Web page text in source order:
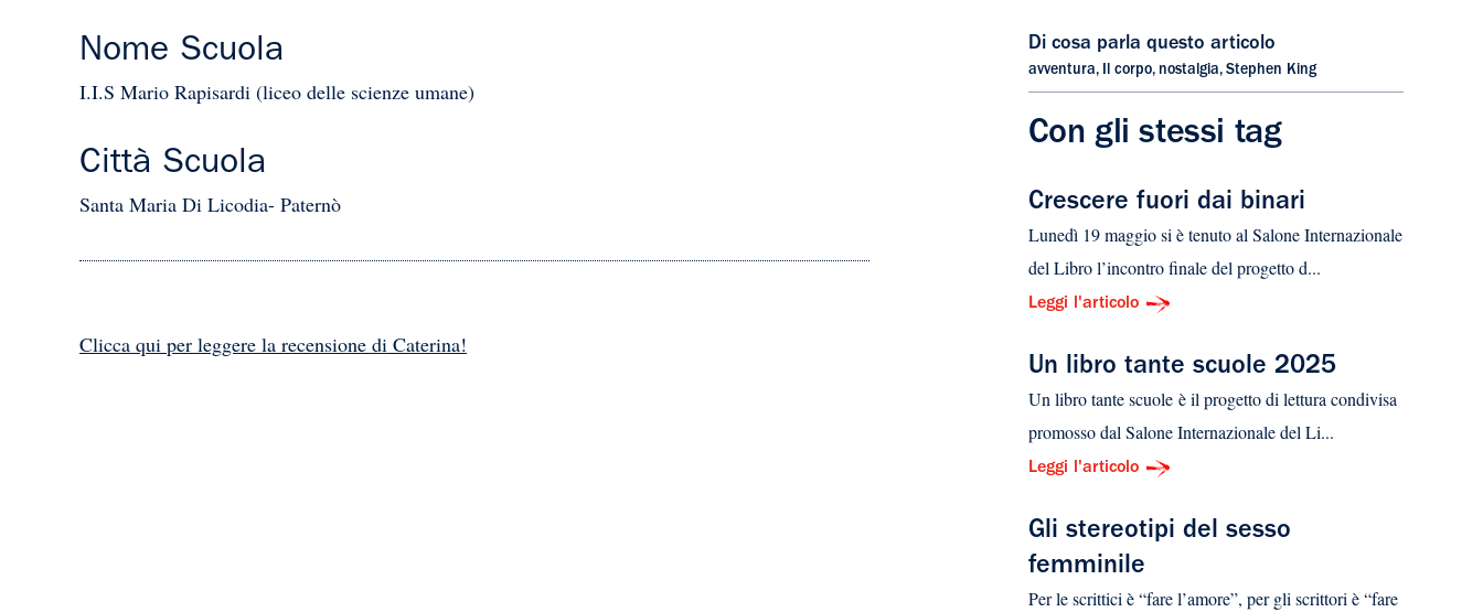
Nome Scuola
I.I.S Mario Rapisardi (liceo delle scienze umane)
Città Scuola
Santa Maria Di Licodia- Paternò
Clicca qui per leggere la recensione di Caterina!
Di cosa parla questo articolo
avventura, Il corpo, nostalgia, Stephen King
Con gli stessi tag
Crescere fuori dai binari
Lunedì 19 maggio si è tenuto al Salone Internazionale
del Libro l’incontro finale del progetto d...
Leggi l'articolo
Un libro tante scuole 2025
Un libro tante scuole è il progetto di lettura condivisa
promosso dal Salone Internazionale del Li...
Leggi l'articolo
Gli stereotipi del sesso
femminile
Per le scrittici è “fare l’amore”, per gli scrittori è “fare